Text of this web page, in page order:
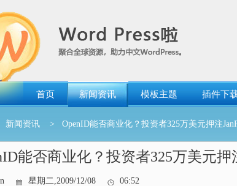
首页 新闻资讯 模板主题 插件下
新闻资讯 > OpenID能否商业化？投资者325万美元押注
能否商业化？投资者325万美元押
星期二,2009/12/08 06:52